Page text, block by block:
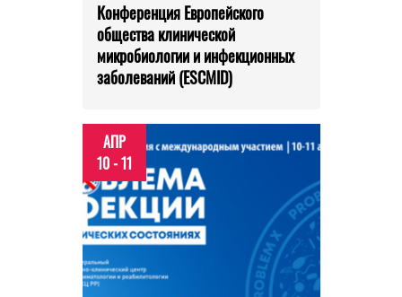
Конференция Европейского
общества клинической
микробиологии и инфекционных
заболеваний (ESCMID)
АПР
10 - 11